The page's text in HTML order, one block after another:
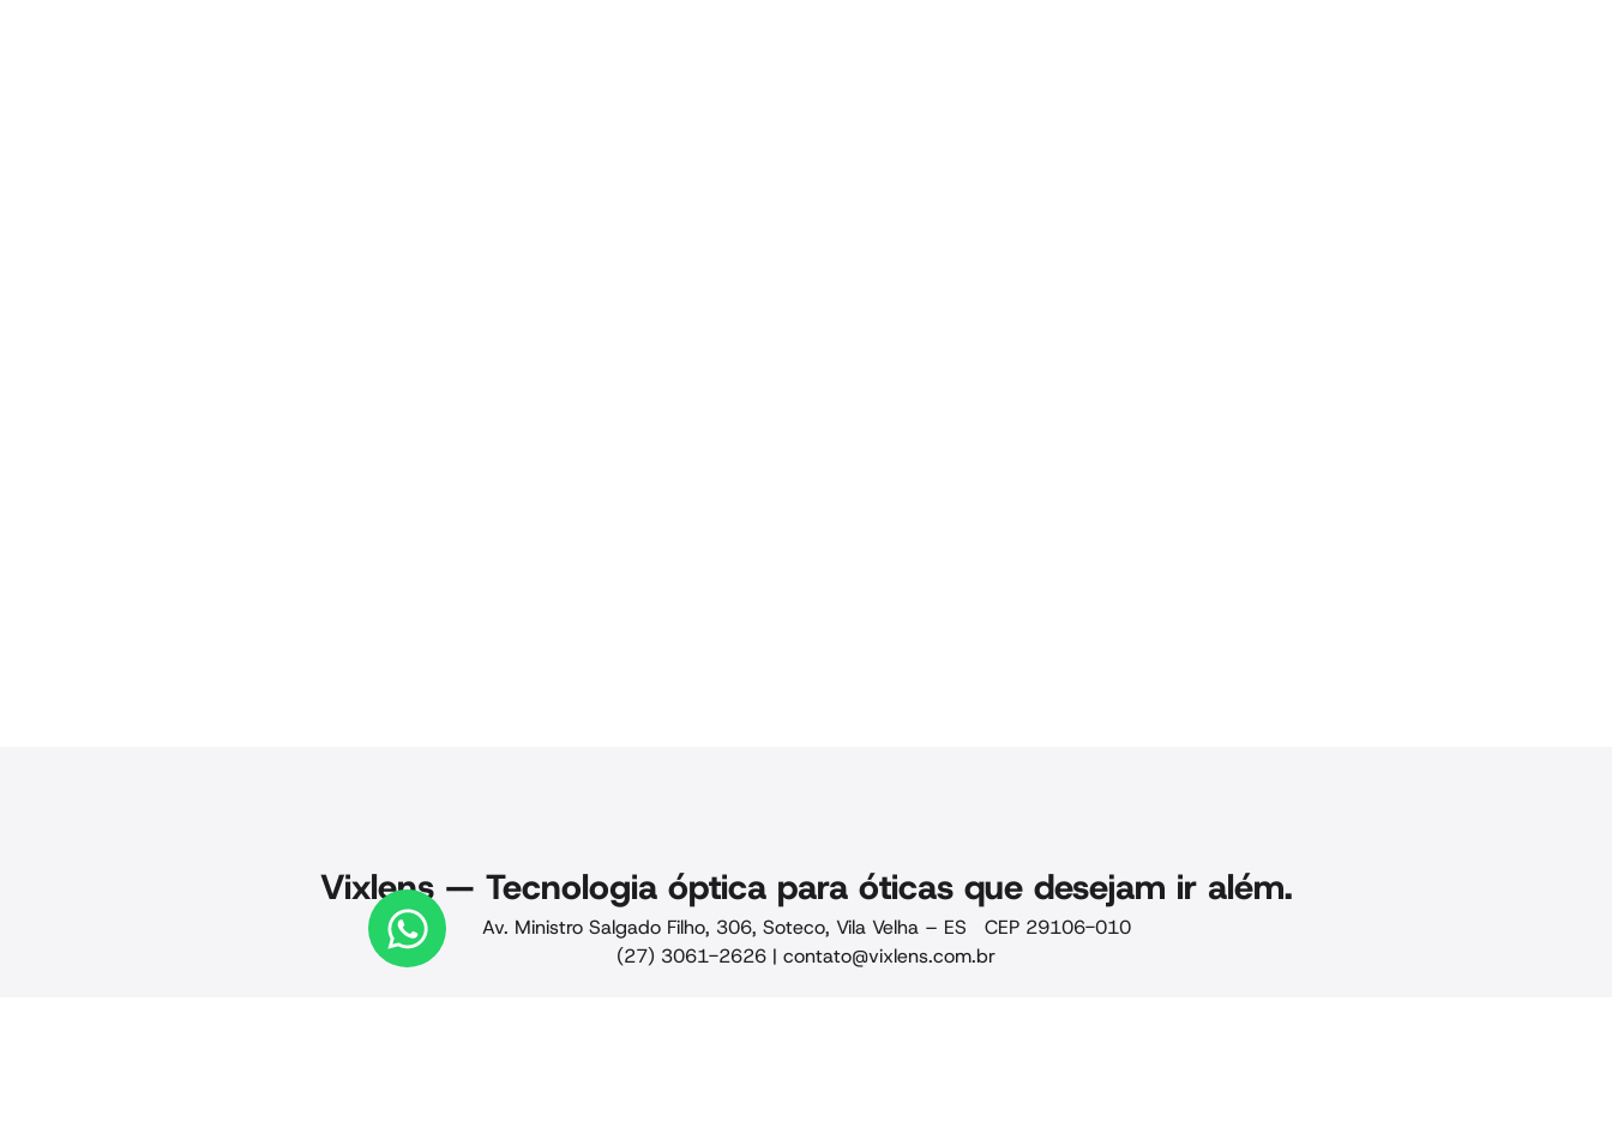
Vixlens — Tecnologia óptica para óticas que desejam ir além.
Av. Ministro Salgado Filho, 306, Soteco, Vila Velha – ES CEP 29106-010
(27) 3061-2626 | contato@vixlens.com.br